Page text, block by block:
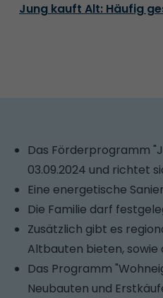
Jung kauft Alt: Häufig
Das Förderprogramm
03.09.2024 und richtet
Eine energetische
Die Familie darf
Zusätzlich gibt es
Altbauten bieten, sowie
Das Programm
Neubauten und